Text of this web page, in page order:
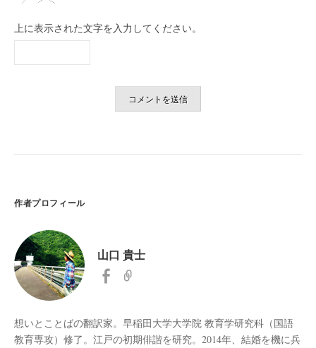
上に表示された文字を入力してください。
作者プロフィール
山口 貴士
想いとことばの翻訳家。早稲田大学大学院 教育学研究科（国語
教育専攻）修了。江戸の初期俳諧を研究。2014年、結婚を機に兵